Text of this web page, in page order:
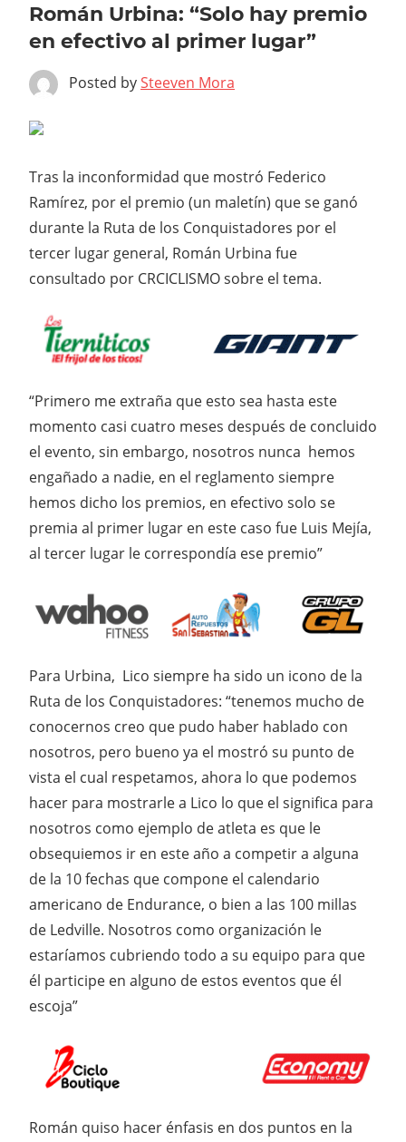
Román Urbina: “Solo hay premio
en efectivo al primer lugar”
Posted bySteeven Mora
Tras la inconformidad que mostró Federico
Ramírez, por el premio (un maletín) que se ganó
durante la Ruta de los Conquistadores por el
tercer lugar general, Román Urbina fue
consultado por CRCICLISMO sobre el tema.
“Primero me extraña que esto sea hasta este
momento casi cuatro meses después de concluido
el evento, sin embargo, nosotros nunca hemos
engañado a nadie, en el reglamento siempre
hemos dicho los premios, en efectivo solo se
premia al primer lugar en este caso fue Luis Mejía,
al tercer lugar le correspondía ese premio”
Para Urbina, Lico siempre ha sido un icono de la
Ruta de los Conquistadores: “tenemos mucho de
conocernos creo que pudo haber hablado con
nosotros, pero bueno ya el mostró su punto de
vista el cual respetamos, ahora lo que podemos
hacer para mostrarle a Lico lo que el significa para
nosotros como ejemplo de atleta es que le
obsequiemos ir en este año a competir a alguna
de la 10 fechas que compone el calendario
americano de Endurance, o bien a las 100 millas
de Ledville. Nosotros como organización le
estaríamos cubriendo todo a su equipo para que
él participe en alguno de estos eventos que él
escoja”
Román quiso hacer énfasis en dos puntos en la